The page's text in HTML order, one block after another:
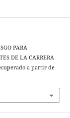
PARA
DE LA CARRERA
a partir de